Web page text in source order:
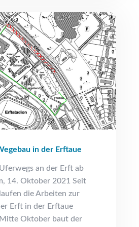
in der Erftaue
an der Erft ab
14. Oktober 2021 Seit
die Arbeiten zur
Erft in der Erftaue
Oktober baut der